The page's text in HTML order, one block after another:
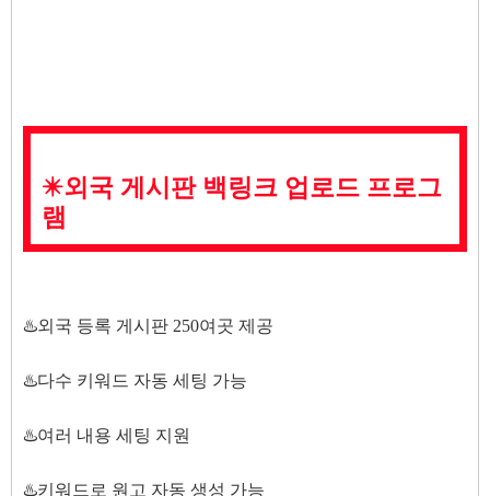
✴️외국 게시판 백링크 업로드 프로그
램
♨️외국 등록 게시판 250여곳 제공
♨️다수 키워드 자동 세팅 가능
♨️여러 내용 세팅 지원
♨️키워드로 원고 자동 생성 가능